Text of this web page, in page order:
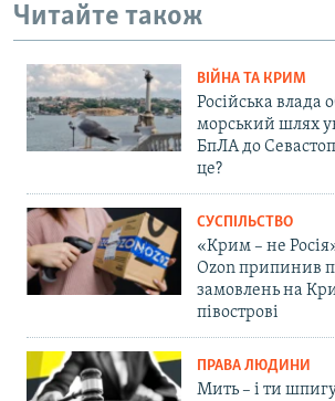
Читайте також
ВІЙНА ТА КРИМ
Російська влада
морський шлях
БпЛА до
це?
СУСПІЛЬСТВО
«Крим – не
Ozon припинив
замовлень на
півострові
ПРАВА ЛЮДИНИ
Мить – і ти